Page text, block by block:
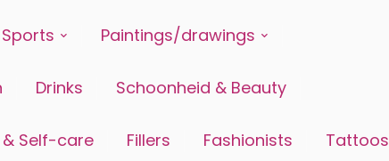
Paintings/drawings
Drinks Schoonheid & Beauty
Self-care Fillers Fashionists Tattoos